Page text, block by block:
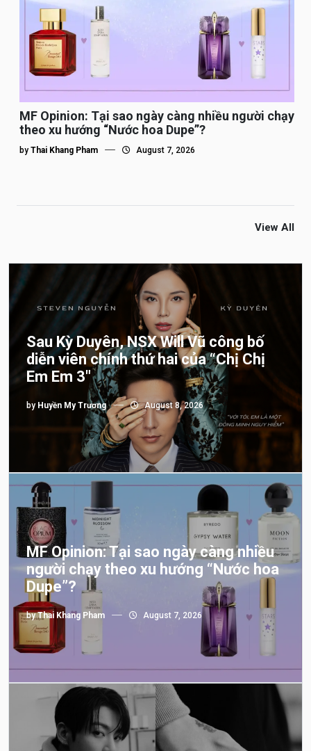
MF Opinion: Tại sao ngày càng nhiều người chạy
theo xu hướng “Nước hoa Dupe”?
by Thai Khang Pham August 7, 2026
View All
Sau Kỳ Duyên, NSX Will Vũ công bố
diễn viên chính thứ hai của “Chị Chị
Em Em 3″
by Huyền My Trương August 8, 2026
MF Opinion: Tại sao ngày càng nhiều
người chạy theo xu hướng “Nước hoa
Dupe”?
byThai Khang Pham August 7, 2026